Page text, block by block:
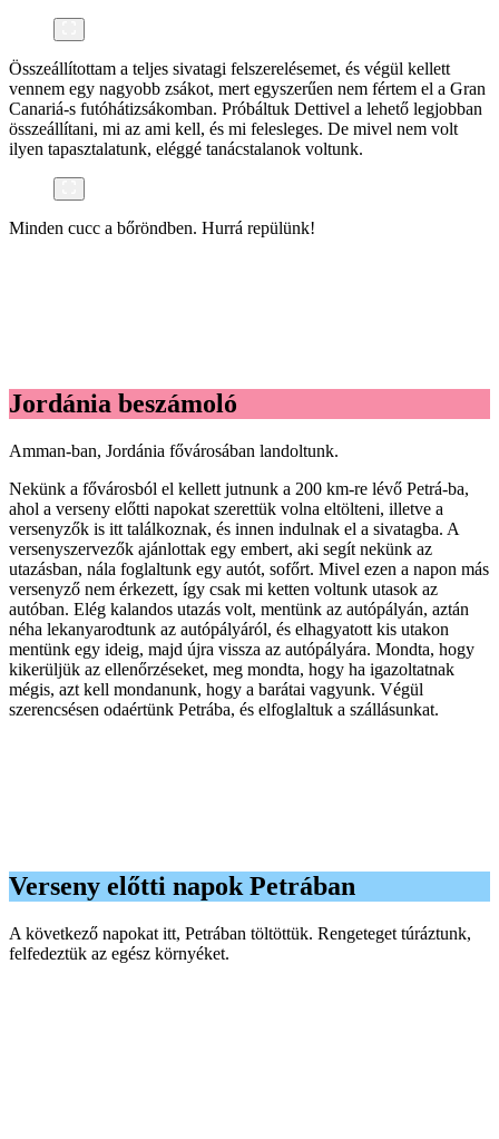
Összeállítottam a teljes sivatagi felszerelésemet, és végül kellett
vennem egy nagyobb zsákot, mert egyszerűen nem fértem el a Gran
Canariá-s futóhátizsákomban. Próbáltuk Dettivel a lehető legjobban
összeállítani, mi az ami kell, és mi felesleges. De mivel nem volt
ilyen tapasztalatunk, eléggé tanácstalanok voltunk.
Minden cucc a bőröndben. Hurrá repülünk!
Jordánia beszámoló
Amman-ban, Jordánia fővárosában landoltunk.
Nekünk a fővárosból el kellett jutnunk a 200 km-re lévő Petrá-ba,
ahol a verseny előtti napokat szerettük volna eltölteni, illetve a
versenyzők is itt találkoznak, és innen indulnak el a sivatagba. A
versenyszervezők ajánlottak egy embert, aki segít nekünk az
utazásban, nála foglaltunk egy autót, sofőrt. Mivel ezen a napon más
versenyző nem érkezett, így csak mi ketten voltunk utasok az
autóban. Elég kalandos utazás volt, mentünk az autópályán, aztán
néha lekanyarodtunk az autópályáról, és elhagyatott kis utakon
mentünk egy ideig, majd újra vissza az autópályára. Mondta, hogy
kikerüljük az ellenőrzéseket, meg mondta, hogy ha igazoltatnak
mégis, azt kell mondanunk, hogy a barátai vagyunk. Végül
szerencsésen odaértünk Petrába, és elfoglaltuk a szállásunkat.
Verseny előtti napok Petrában
A következő napokat itt, Petrában töltöttük. Rengeteget túráztunk,
felfedeztük az egész környéket.